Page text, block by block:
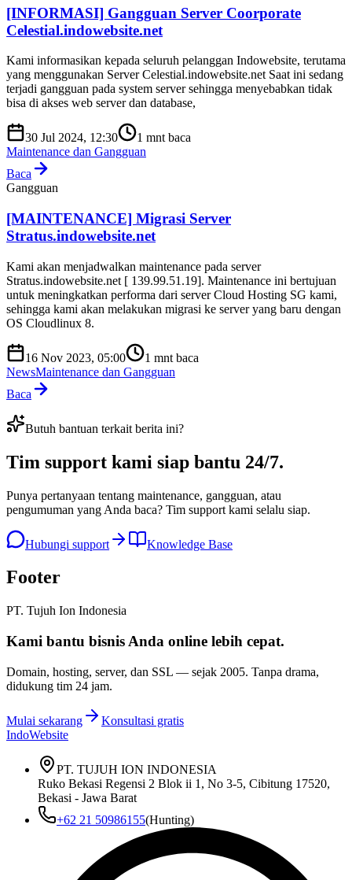
[INFORMASI] Gangguan Server Coorporate
Celestial.indowebsite.net
Kami informasikan kepada seluruh pelanggan Indowebsite, terutama
yang menggunakan Server Celestial.indowebsite.net Saat ini sedang
terjadi gangguan pada system server sehingga menyebabkan tidak
bisa di akses web server dan database,
30 Jul 2024, 12:30 1 mnt baca
Maintenance dan Gangguan
Baca
Gangguan
[MAINTENANCE] Migrasi Server
Stratus.indowebsite.net
Kami akan menjadwalkan maintenance pada server
Stratus.indowebsite.net [ 139.99.51.19]. Maintenance ini bertujuan
untuk meningkatkan performa dari server Cloud Hosting SG kami,
sehingga kami akan melakukan migrasi ke server yang baru dengan
OS Cloudlinux 8.
16 Nov 2023, 05:00 1 mnt baca
NewsMaintenance dan Gangguan
Baca
Butuh bantuan terkait berita ini?
Tim support kami siap bantu 24/7.
Punya pertanyaan tentang maintenance, gangguan, atau
pengumuman yang Anda baca? Tim support kami selalu siap.
Hubungi support Knowledge Base
Footer
PT. Tujuh Ion Indonesia
Kami bantu bisnis Anda online lebih cepat.
Domain, hosting, server, dan SSL — sejak 2005. Tanpa drama,
didukung tim 24 jam.
Mulai sekarang
Konsultasi gratis
IndoWebsite
PT. TUJUH ION INDONESIA
Ruko Bekasi Regensi 2 Blok ii 1, No 3-5, Cibitung 17520,
Bekasi - Jawa Barat
+62 21 50986155(Hunting)